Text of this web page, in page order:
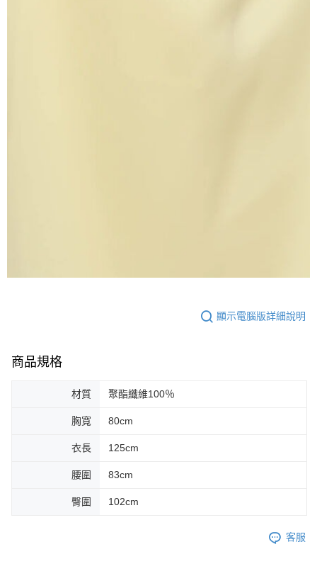
顯示電腦版詳細說明
商品規格
材質 聚酯纖維100％
胸寬 80cm
衣長 125cm
腰圍 83cm
臀圍 102cm
客服